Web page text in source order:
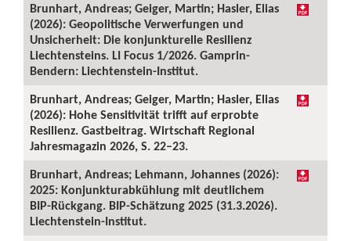
Brunhart, Andreas; Geiger, Martin; Hasler, Elias
(2026): Geopolitische Verwerfungen und
Unsicherheit: Die konjunkturelle Resilienz
Liechtensteins. LI Focus 1/2026. Gamprin-
Bendern: Liechtenstein-Institut.
Brunhart, Andreas; Geiger, Martin; Hasler, Elias
(2026): Hohe Sensitivität trifft auf erprobte
Resilienz. Gastbeitrag. Wirtschaft Regional
Jahresmagazin 2026, S. 22–23.
Brunhart, Andreas; Lehmann, Johannes (2026):
2025: Konjunkturabkühlung mit deutlichem
BIP-Rückgang. BIP-Schätzung 2025 (31.3.2026).
Liechtenstein-Institut.